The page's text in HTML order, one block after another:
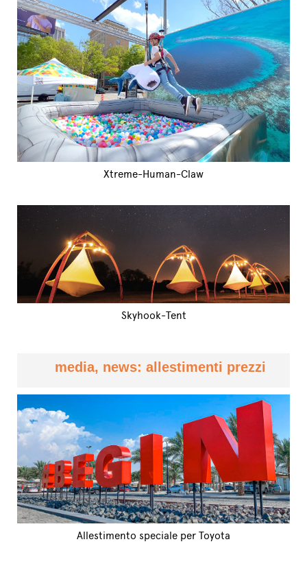
Xtreme-Human-Claw
Skyhook-Tent
media, news: allestimenti prezzi
Allestimento speciale per Toyota